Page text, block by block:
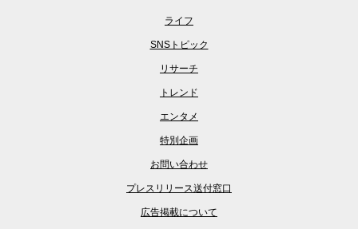
ライフ
SNSトピック
リサーチ
トレンド
エンタメ
特別企画
お問い合わせ
プレスリリース送付窓口
広告掲載について